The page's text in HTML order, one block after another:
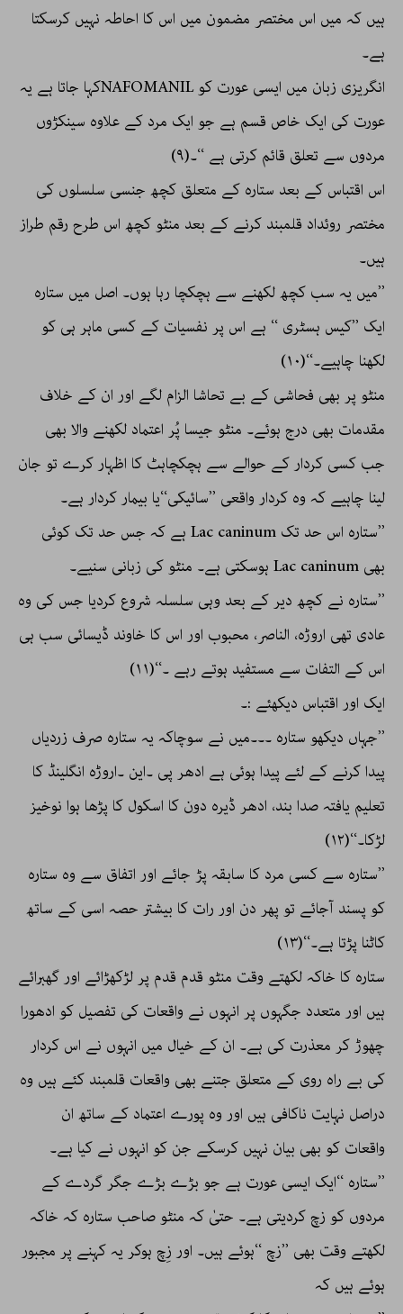
ہیں کہ میں اس مختصر مضمون میں اس کا احاطہ نہیں کرسکتا
ہے۔
انگریزی زبان میں ایسی عورت کو NAFOMANILکہا جاتا ہے یہ
عورت کی ایک خاص قسم ہے جو ایک مرد کے علاوہ سینکڑوں
مردوں سے تعلق قائم کرتی ہے ‘‘۔(۹)
اس اقتباس کے بعد ستارہ کے متعلق کچھ جنسی سلسلوں کی
مختصر روئداد قلمبند کرنے کے بعد منٹو کچھ اس طرح رقم طراز
ہیں۔
’’میں یہ سب کچھ لکھنے سے ہچکچا رہا ہوں۔ اصل میں ستارہ
ایک ’’کیس ہسٹری ‘‘ ہے اس پر نفسیات کے کسی ماہر ہی کو
لکھنا چاہیے۔‘‘(۱۰)
منٹو پر بھی فحاشی کے بے تحاشا الزام لگے اور ان کے خلاف
مقدمات بھی درج ہوئے۔ منٹو جیسا پُر اعتماد لکھنے والا بھی
جب کسی کردار کے حوالے سے ہچکچاہٹ کا اظہار کرے تو جان
لینا چاہیے کہ وہ کردار واقعی ’’سائیکی‘‘یا بیمار کردار ہے۔
’’ستارہ اس حد تک Lac caninum ہے کہ جس حد تک کوئی
بھی Lac caninum ہوسکتی ہے۔ منٹو کی زبانی سنیے۔
’’ستارہ نے کچھ دیر کے بعد وہی سلسلہ شروع کردیا جس کی وہ
عادی تھی اروڑہ، الناصر، محبوب اور اس کا خاوند ڈیسائی سب ہی
اس کے التفات سے مستفید ہوتے رہے ۔‘‘(۱۱)
ایک اور اقتباس دیکھئے :۔
’’جہاں دیکھو ستارہ ۔۔۔میں نے سوچاکہ یہ ستارہ صرف زردیاں
پیدا کرنے کے لئے پیدا ہوئی ہے ادھر پی ۔این ۔اروڑہ انگلینڈ کا
تعلیم یافتہ صدا بند، ادھر ڈیرہ دون کا اسکول کا پڑھا ہوا نوخیز
لڑکا۔‘‘(۱۲)
’’ستارہ سے کسی مرد کا سابقہ پڑ جائے اور اتفاق سے وہ ستارہ
کو پسند آجائے تو پھر دن اور رات کا بیشتر حصہ اسی کے ساتھ
کاٹنا پڑتا ہے۔‘‘(۱۳)
ستارہ کا خاکہ لکھتے وقت منٹو قدم قدم پر لڑکھڑائے اور گھبرائے
ہیں اور متعدد جگہوں پر انہوں نے واقعات کی تفصیل کو ادھورا
چھوڑ کر معذرت کی ہے۔ ان کے خیال میں انہوں نے اس کردار
کی بے راہ روی کے متعلق جتنے بھی واقعات قلمبند کئے ہیں وہ
دراصل نہایت ناکافی ہیں اور وہ پورے اعتماد کے ساتھ ان
واقعات کو بھی بیان نہیں کرسکے جن کو انہوں نے کیا ہے۔
’’ستارہ ‘‘ایک ایسی عورت ہے جو بڑے بڑے جگر گردے کے
مردوں کو زچ کردیتی ہے۔ حتیٰ کہ منٹو صاحب ستارہ کہ خاکہ
لکھتے وقت بھی ’’زچ ‘‘ہوئے ہیں۔ اور زِچ ہوکر یہ کہنے پر مجبور
ہوئے ہیں کہ